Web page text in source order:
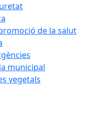
de la salut
municipal
vegetals